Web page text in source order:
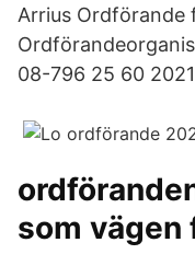
Arrius Ordförande
08-796 25 60
som vägen